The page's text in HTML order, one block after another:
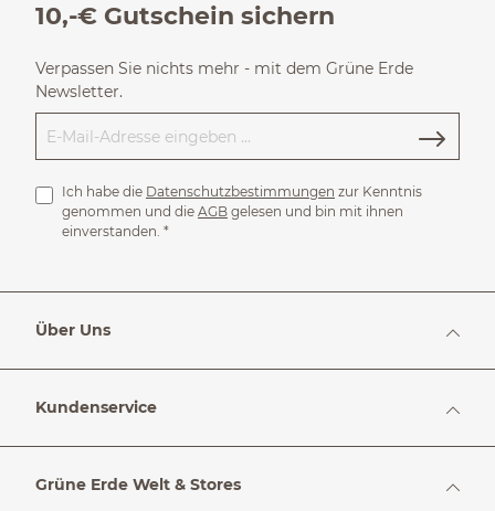
10,-€ Gutschein sichern
Verpassen Sie nichts mehr - mit dem Grüne Erde
Newsletter.
Ich habe die Datenschutzbestimmungen zur Kenntnis
genommen und die AGB gelesen und bin mit ihnen
einverstanden. *
Über Uns
Kundenservice
Grüne Erde Welt & Stores